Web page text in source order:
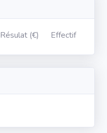
Résulat (€) Effectif